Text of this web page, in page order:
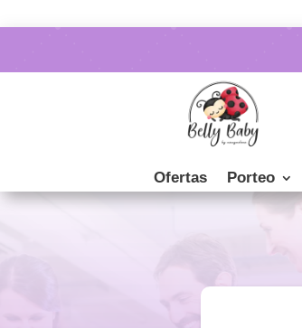
Ofertas Porteo